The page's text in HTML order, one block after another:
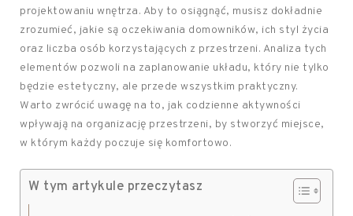
projektowaniu wnętrza. Aby to osiągnąć, musisz dokładnie
zrozumieć, jakie są oczekiwania domowników, ich styl życia
oraz liczba osób korzystających z przestrzeni. Analiza tych
elementów pozwoli na zaplanowanie układu, który nie tylko
będzie estetyczny, ale przede wszystkim praktyczny.
Warto zwrócić uwagę na to, jak codzienne aktywności
wpływają na organizację przestrzeni, by stworzyć miejsce,
w którym każdy poczuje się komfortowo.
W tym artykule przeczytasz